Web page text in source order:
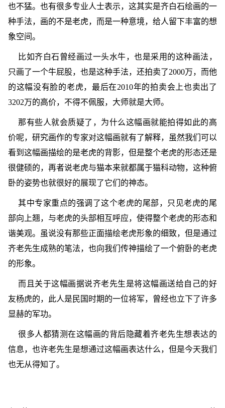
也不猛。也有很多专业人士表示，这其实是齐白石绘画的一
种手法，画的不是老虎，而是一种意境，给人留下丰富的想
象空间。
比如齐白石曾经画过一头水牛，也是采用的这种画法，
只画了一个牛屁股，也是这种手法，还拍卖了2000万，而他
的这幅没有脸的老虎，最后在2010年的拍卖会上也卖出了
3202万的高价，不得不佩服，大师就是大师。
那有些人就会质疑了，为什么这幅画就能拍得如此的高
价呢，研究画作的专家对这幅画就有了解释，虽然我们可以
看到这幅画描绘的是老虎的背影，但是整个老虎的形态还是
很健硕的，再者说老虎与猫本来就都属于猫科动物，这种俯
卧的姿势也就很好的展现了它们的神态。
其中专家重点的强调了这个老虎的尾部，只见老虎的尾
部向上翘，与老虎的头部相互呼应，使得整个老虎的形态和
谐美观。虽说没有那些正面描绘老虎形象的细致，但是通过
齐老先生成熟的笔法，也向我们传神描绘了一个俯卧的老虎
的形象。
而且关于这幅画据说齐老先生是将这幅画送给自己的好
友杨虎的，此人是民国时期的一位将军，曾经也立下了许多
显赫的军功。
很多人都猜测在这幅画的背后隐藏着齐老先生想表达的
信息，也许老先生是想通过这幅画表达什么，但是今天我们
也无从得知了。